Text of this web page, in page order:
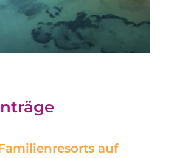
auf